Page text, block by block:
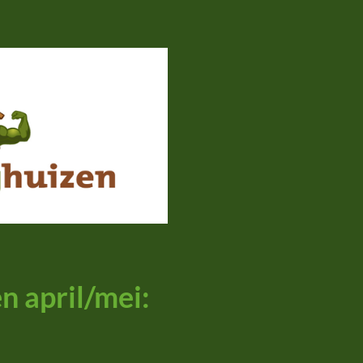
april/mei: